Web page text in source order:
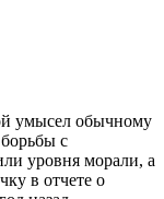
умысел обычному
с
уровня морали, а
в отчете о